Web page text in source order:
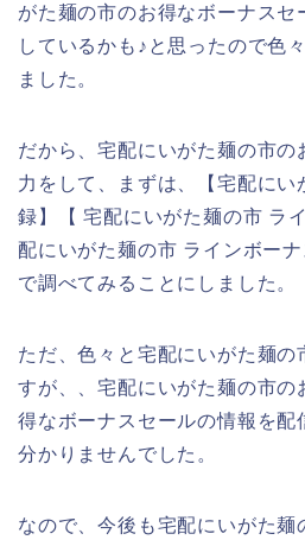
がた麺の市のお得なボーナスセ
しているかも♪と思ったので色
ました。
だから、宅配にいがた麺の市の
力をして、まずは、【宅配にい
録】【 宅配にいがた麺の市 ラ
配にいがた麺の市 ラインボー
で調べてみることにしました。
ただ、色々と宅配にいがた麺の
すが、、宅配にいがた麺の市の
得なボーナスセールの情報を配
分かりませんでした。
なので、今後も宅配にいがた麺